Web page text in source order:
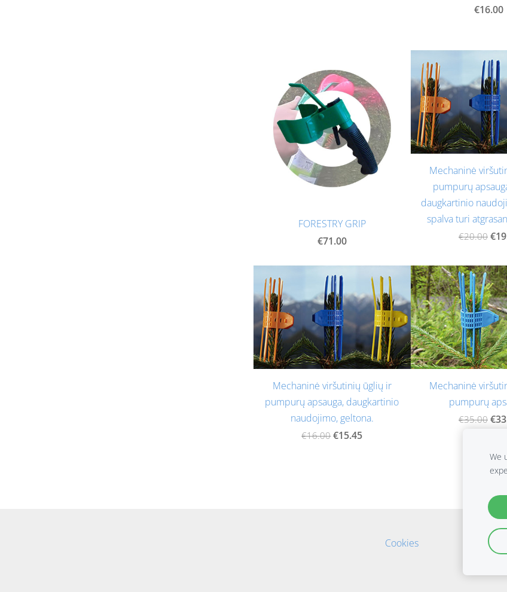
€16.00
FORESTRY GRIP
€71.00
Mechaninė
pumpurų
daugkartinio
spalva turi
€20.00
Mechaninė viršutinių ūglių ir
pumpurų apsauga, daugkartinio
naudojimo, geltona.
€16.00 €15.45
Mechaninė
pumpurų
€35.00
Cookies
We